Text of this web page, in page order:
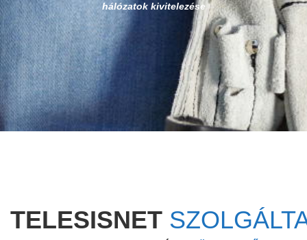
hálózatok kivitelezése
TELESISNET